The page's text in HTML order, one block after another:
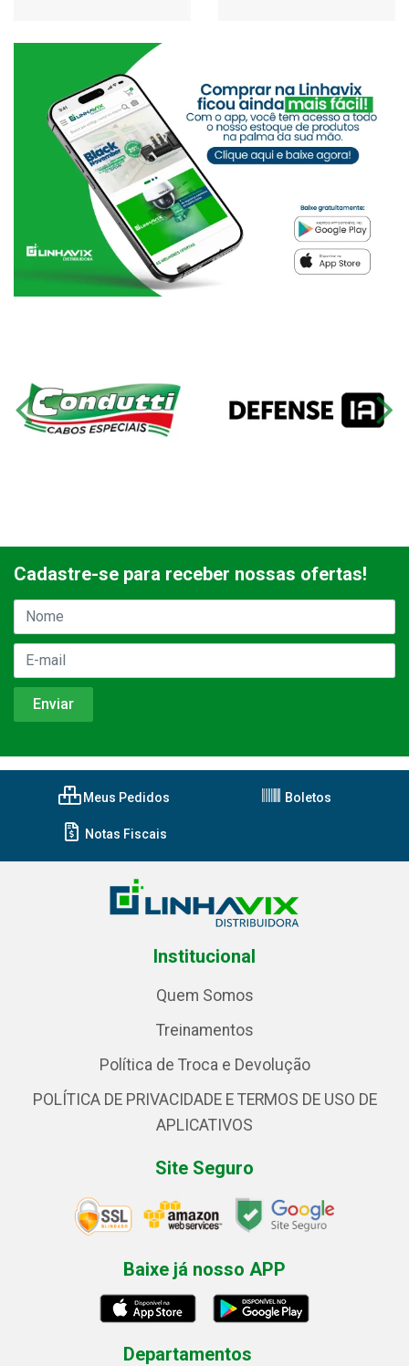
Cadastre-se para receber nossas ofertas!
Meus Pedidos Boletos
Notas Fiscais
Institucional
Quem Somos
Treinamentos
Política de Troca e Devolução
POLÍTICA DE PRIVACIDADE E TERMOS DE USO DE
APLICATIVOS
Site Seguro
Baixe já nosso APP
Departamentos